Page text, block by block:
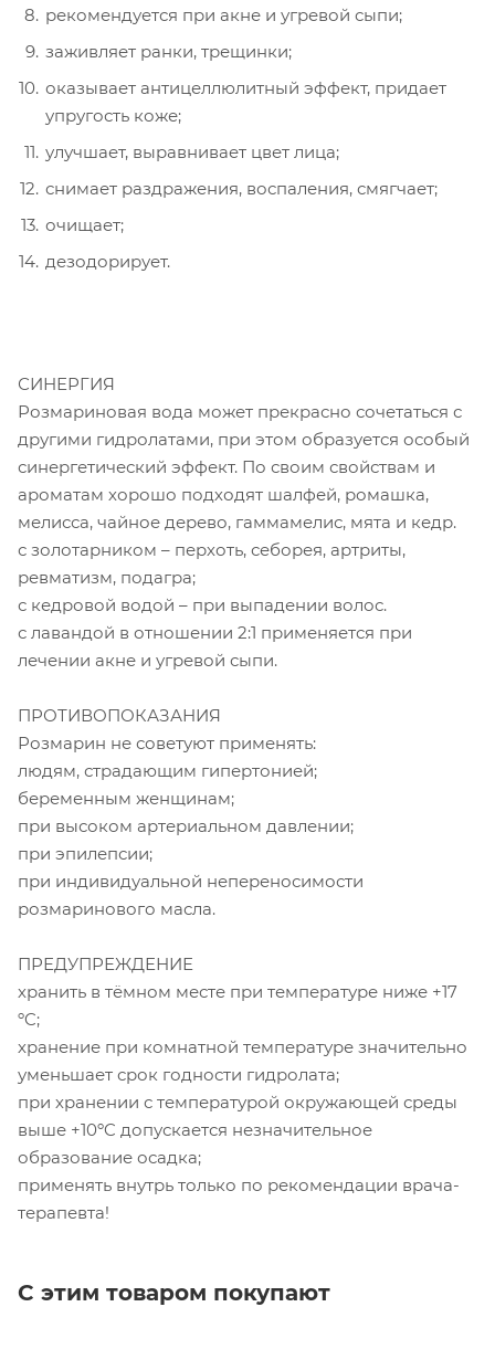
рекомендуется при акне и угревой сыпи;
заживляет ранки, трещинки;
оказывает антицеллюлитный эффект, придает
упругость коже;
улучшает, выравнивает цвет лица;
снимает раздражения, воспаления, смягчает;
очищает;
дезодорирует.
СИНЕРГИЯ
Розмариновая вода может прекрасно сочетаться с
другими гидролатами, при этом образуется особый
синергетический эффект. По своим свойствам и
ароматам хорошо подходят шалфей, ромашка,
мелисса, чайное дерево, гаммамелис, мята и кедр.
с золотарником – перхоть, себорея, артриты,
ревматизм, подагра;
с кедровой водой – при выпадении волос.
с лавандой в отношении 2:1 применяется при
лечении акне и угревой сыпи.
ПРОТИВОПОКАЗАНИЯ
Розмарин не советуют применять:
людям, страдающим гипертонией;
беременным женщинам;
при высоком артериальном давлении;
при эпилепсии;
при индивидуальной непереносимости
розмаринового масла.
ПРЕДУПРЕЖДЕНИЕ
хранить в тёмном месте при температуре ниже +17
ºC;
хранение при комнатной температуре значительно
уменьшает срок годности гидролата;
при хранении с температурой окружающей среды
выше +10ºC допускается незначительное
образование осадка;
применять внутрь только по рекомендации врача-
терапевта!
С этим товаром покупают